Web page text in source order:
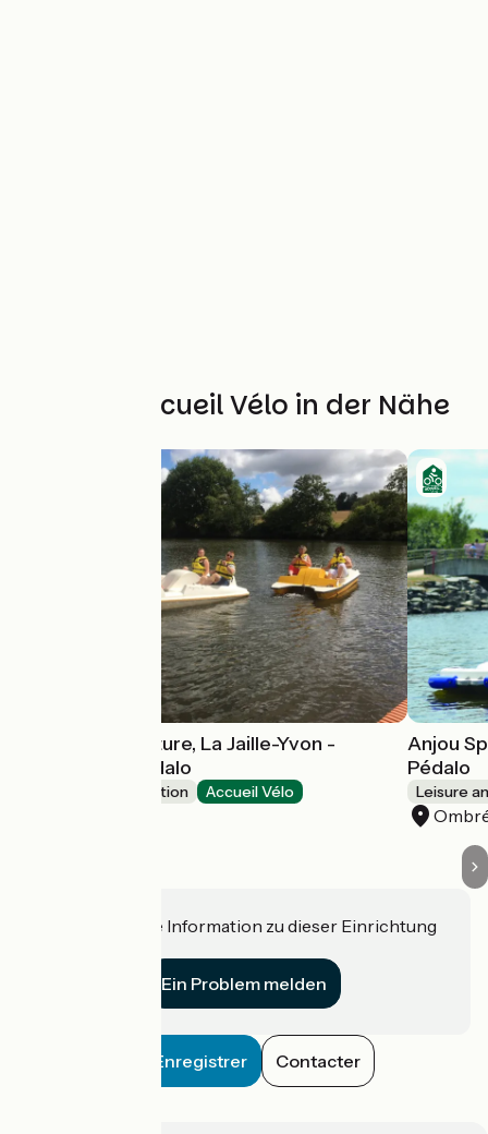
Weitere Accueil Vélo in der Nähe
Anjou Sport Nature, La Jaille-Yvon -
Location de pédalo
Leisure and recreation Accueil Vélo
Anjou
Pédalo
Leisure
Haben Sie eine Information zu dieser Einrichtung
Ein Problem melden
Enregistrer Contacter